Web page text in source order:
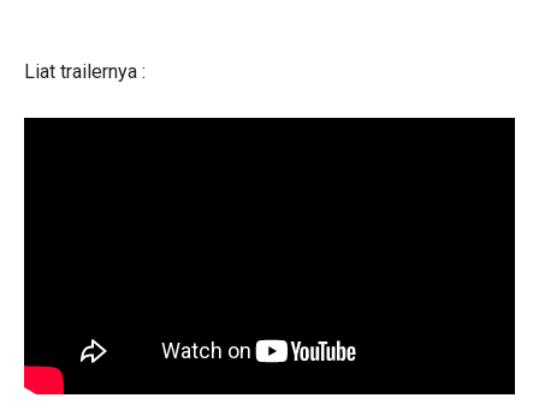
Liat trailernya :